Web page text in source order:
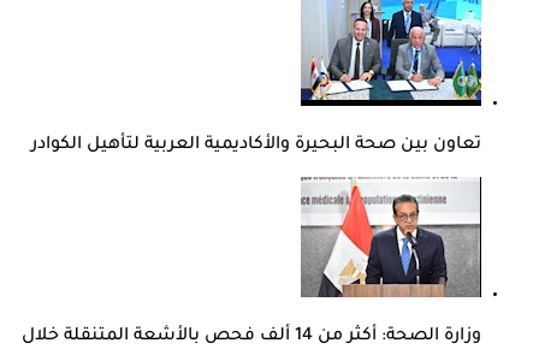
تعاون بين صحة البحيرة والأكاديمية العربية لتأهيل الكوادر
وزارة الصحة: أكثر من 14 ألف فحص بالأشعة المتنقلة خلال